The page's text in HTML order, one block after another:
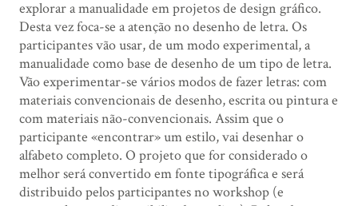
explorar a manualidade em projetos de design gráfico.
Desta vez foca-se a atenção no desenho de letra. Os
participantes vão usar, de um modo experimental, a
manualidade como base de desenho de um tipo de letra.
Vão experimentar-se vários modos de fazer letras: com
materiais convencionais de desenho, escrita ou pintura e
com materiais não-convencionais. Assim que o
participante «encontrar» um estilo, vai desenhar o
alfabeto completo. O projeto que for considerado o
melhor será convertido em fonte tipográfica e será
distribuido pelos participantes no workshop (e